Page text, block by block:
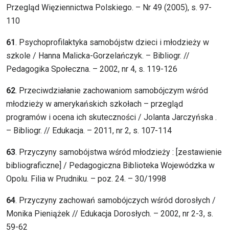
Przegląd Więziennictwa Polskiego. – Nr 49 (2005), s. 97-
110
61. Psychoprofilaktyka samobójstw dzieci i młodzieży w
szkole / Hanna Malicka-Gorzelańczyk. – Bibliogr. //
Pedagogika Społeczna. – 2002, nr 4, s. 119-126
62. Przeciwdziałanie zachowaniom samobójczym wśród
młodzieży w amerykańskich szkołach – przegląd
programów i ocena ich skuteczności / Jolanta Jarczyńska .
– Bibliogr. // Edukacja. – 2011, nr 2, s. 107-114
63. Przyczyny samobójstwa wśród młodzieży : [zestawienie
bibliograficzne] / Pedagogiczna Biblioteka Wojewódzka w
Opolu. Filia w Prudniku. – poz. 24. – 30/1998
64. Przyczyny zachowań samobójczych wśród dorosłych /
Monika Pieniążek // Edukacja Dorosłych. – 2002, nr 2-3, s.
59-62